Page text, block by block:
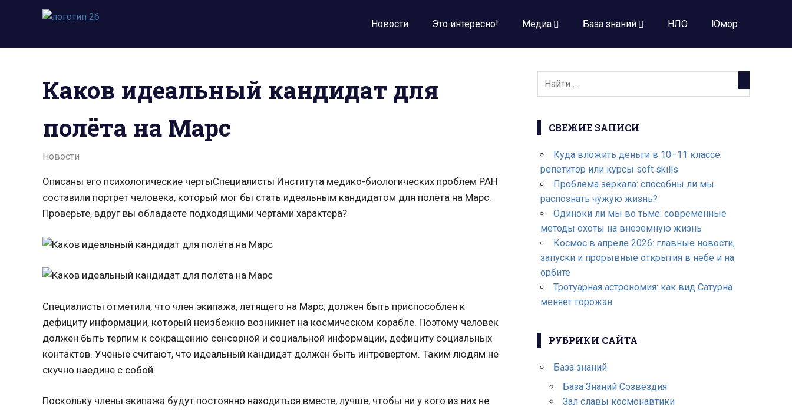
Пропустить
к
фото,
видео,
знаний.
Новости Это интересно! Медиа База знаний НЛО Юмор
Каков идеальный кандидат для
полёта на Марс
24.01.2022
admin
Новости
Описаны его психологические чертыСпециалисты Института медико-биологических проблем РАН
составили портрет человека, который мог бы стать идеальным кандидатом для полёта на Марс.
Проверьте, вдруг вы обладаете подходящими чертами характера?
Специалисты отметили, что член экипажа, летящего на Марс, должен быть приспособлен к
дефициту информации, который неизбежно возникнет на космическом корабле. Поэтому человек
должен быть терпим к сокращению сенсорной и социальной информации, дефициту социальных
контактов. Учёные считают, что идеальный кандидат должен быть интровертом. Таким людям не
скучно наедине с собой.
Поскольку члены экипажа будут постоянно находиться вместе, лучше, чтобы ни у кого из них не
СВЕЖИЕ ЗАПИСИ
Куда вложить деньги в 10–11 классе:
репетитор или курсы soft skills
Проблема зеркала: способны ли мы
распознать чужую жизнь?
Одиноки ли мы во тьме: современные
методы охоты на внеземную жизнь
Космос в апреле 2026: главные новости,
запуски и прорывные открытия в небе и на
орбите
Тротуарная астрономия: как вид Сатурна
меняет горожан
РУБРИКИ САЙТА
База знаний
База Знаний Созвездия
Зал славы космонавтики